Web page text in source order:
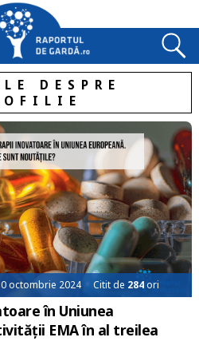
DESPRE
octombrie 2024 Citit de 284ori
în Uniunea
EMA în al treilea